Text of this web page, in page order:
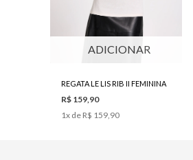
ADICIONAR
REGATA LE LIS RIB II FEMININA
R$ 159,90
1x de R$ 159,90